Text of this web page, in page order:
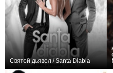
Святой дьявол / Santa Diabla